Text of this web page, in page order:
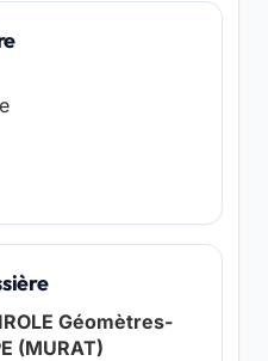
Géomètres-
(MURAT)